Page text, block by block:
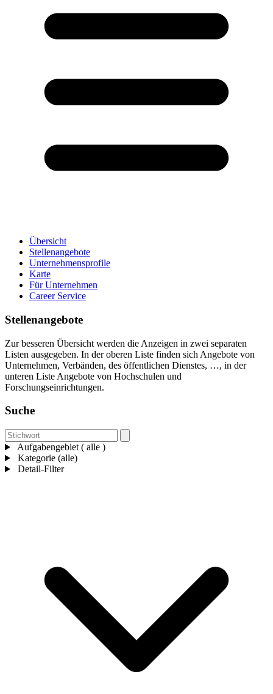
Übersicht
Stellenangebote
Unternehmensprofile
Karte
Für Unternehmen
Career Service
Stellenangebote
Zur besseren Übersicht werden die Anzeigen in zwei separaten
Listen ausgegeben. In der oberen Liste finden sich Angebote von
Unternehmen, Verbänden, des öffentlichen Dienstes, …, in der
unteren Liste Angebote von Hochschulen und
Forschungseinrichtungen.
Suche
Aufgabengebiet ( alle )
Kategorie (alle)
Detail-Filter